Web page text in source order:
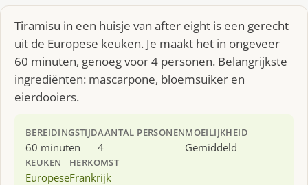
Tiramisu in een huisje van after eight is een gerecht
uit de Europese keuken. Je maakt het in ongeveer
60 minuten, genoeg voor 4 personen. Belangrijkste
ingrediënten: mascarpone, bloemsuiker en
eierdooiers.
BEREIDINGSTIJD
60 minuten
AANTAL PERSONEN
4
MOEILIJKHEID
Gemiddeld
KEUKEN
Europese
HERKOMST
Frankrijk